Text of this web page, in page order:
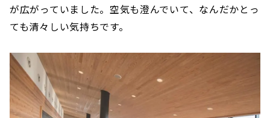
が広がっていました。空気も澄んでいて、なんだかとっ
ても清々しい気持ちです。